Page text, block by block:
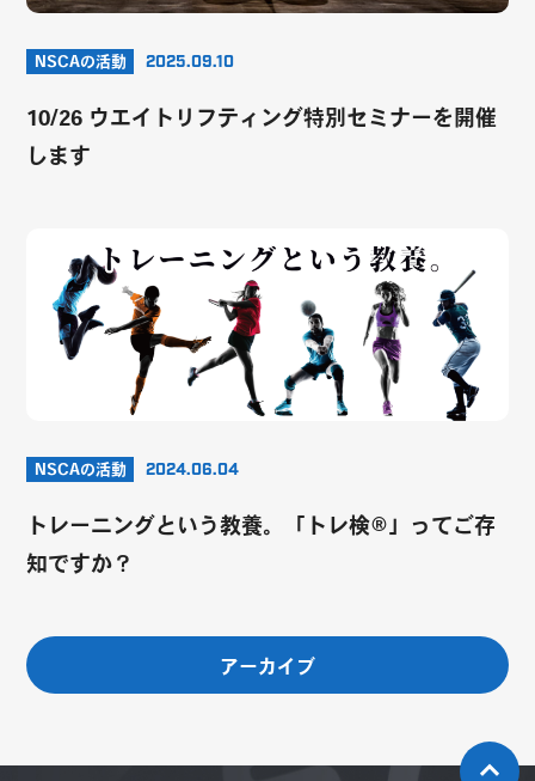
NSCAの活動 2025.09.10
10/26 ウエイトリフティング特別セミナーを開催
します
NSCAの活動 2024.06.04
トレーニングという教養。「トレ検®️」ってご存
知ですか？
アーカイブ